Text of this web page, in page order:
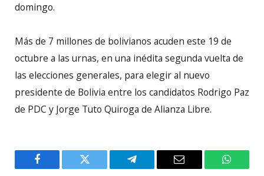
domingo.
Más de 7 millones de bolivianos acuden este 19 de
octubre a las urnas, en una inédita segunda vuelta de
las elecciones generales, para elegir al nuevo
presidente de Bolivia entre los candidatos Rodrigo Paz
de PDC y Jorge Tuto Quiroga de Alianza Libre.
Facebook Twitter Telegram Email